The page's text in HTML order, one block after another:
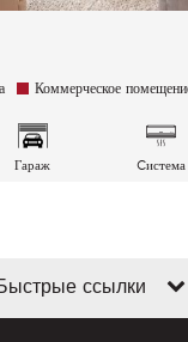
Коммерческое
Гараж
Cистема
ссылки